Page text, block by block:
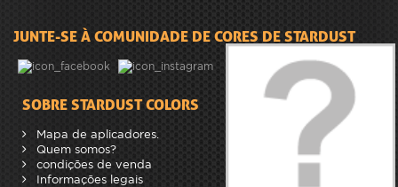
JUNTE-SE À COMUNIDADE DE CORES DE STARDUST
SOBRE STARDUST COLORS
Mapa de aplicadores.
Quem somos?
condições de venda
Informações legais